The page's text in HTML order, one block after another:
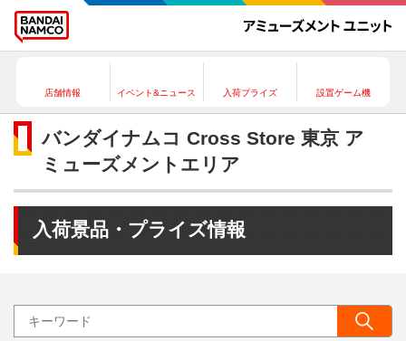
店舗情報 イベント&ニュース 入荷プライズ 設置ゲーム機
バンダイナムコ Cross Store 東京 ア
ミューズメントエリア
入荷景品・プライズ情報